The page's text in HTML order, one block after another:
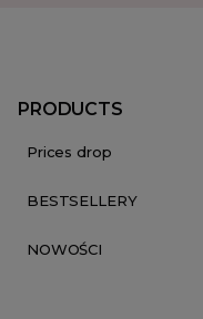
PRODUCTS
Prices drop
BESTSELLERY
NOWOŚCI